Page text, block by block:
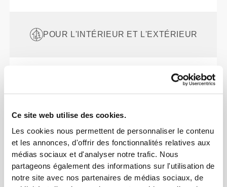
Ce site web utilise des cookies.
Les cookies nous permettent de personnaliser le contenu
et les annonces, d'offrir des fonctionnalités relatives aux
médias sociaux et d'analyser notre trafic. Nous
partageons également des informations sur l'utilisation de
notre site avec nos partenaires de médias sociaux, de
POUR L'INTÉRIEUR ET L'EXTÉRIEUR
DIMENSIONS
75% Polyester | 17% Élastane | 8% EVA